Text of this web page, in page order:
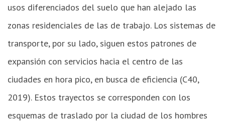
usos diferenciados del suelo que han alejado las
zonas residenciales de las de trabajo. Los sistemas de
transporte, por su lado, siguen estos patrones de
expansión con servicios hacia el centro de las
ciudades en hora pico, en busca de eficiencia (C40,
2019). Estos trayectos se corresponden con los
esquemas de traslado por la ciudad de los hombres